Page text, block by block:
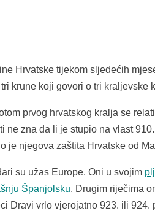
Hrvatske tijekom sljedećih
krune koji govori o tri kraljevske
prvog hrvatskog kralja se
ne zna da li je stupio na vlast
je njegova zaštita Hrvatske od
su užas Europe. Oni u svojim
Španjolsku. Drugim riječima
Dravi vrlo vjerojatno 923. ili 924.